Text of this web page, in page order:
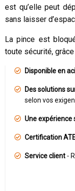
est qu’elle peut
sans laisser
La pince est
toute sécurité,
Disponible en
Des solutions
selon vos
Une expérience
Certification
Service client -